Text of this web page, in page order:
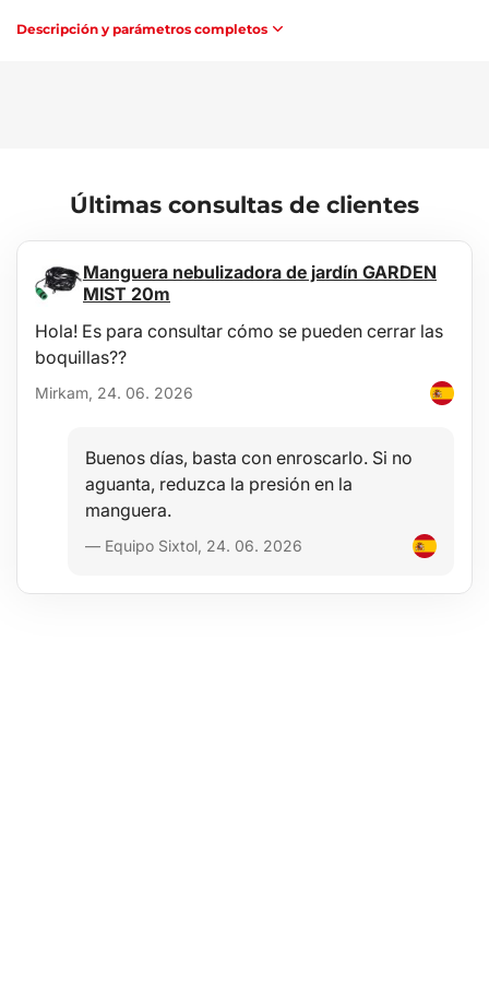
Tipo de conector de entrada: USB 2.0 tipo A
Tipo de conector de salida: jack coaxial DC 5V / 3,5 mm x 1,35 mm x
Descripción y parámetros completos
Últimas consultas de clientes
Manguera nebulizadora de jardín GARDEN
MIST 20m
Hola! Es para consultar cómo se pueden cerrar las
boquillas??
Mirkam, 24. 06. 2026
Buenos días, basta con enroscarlo. Si no
aguanta, reduzca la presión en la
manguera.
— Equipo Sixtol, 24. 06. 2026